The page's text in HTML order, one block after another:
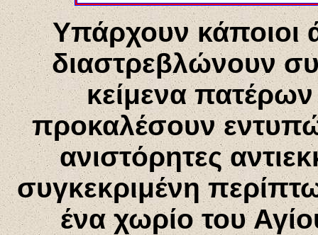
Υπάρχουν
διαστρεβλώνουν
κείμενα
προκαλέσουν
ανιστόρητες
συγκεκριμένη
ένα χωρίο του